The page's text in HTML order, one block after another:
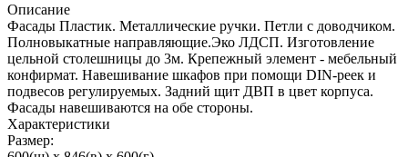
Описание
Фасады Пластик. Металлические ручки. Петли с доводчиком.
Полновыкатные направляющие.Эко ЛДСП. Изготовление
цельной столешницы до 3м. Крепежный элемент - мебельный
конфирмат. Навешивание шкафов при помощи DIN-реек и
подвесов регулируемых. Задний щит ДВП в цвет корпуса.
Фасады навешиваются на обе стороны.
Характеристики
Размер: